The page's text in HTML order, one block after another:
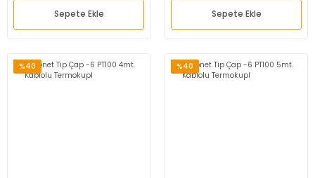
Sepete Ekle Sepete Ekle
%40 %40